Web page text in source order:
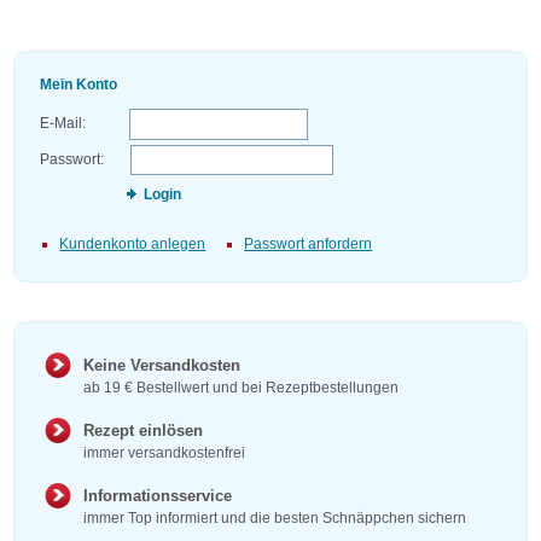
Mein Konto
E-Mail:
Passwort:
Login
Kundenkonto anlegen Passwort anfordern
Keine Versandkosten
ab 19 € Bestellwert und bei Rezeptbestellungen
Rezept einlösen
immer versandkostenfrei
Informationsservice
immer Top informiert und die besten Schnäppchen sichern